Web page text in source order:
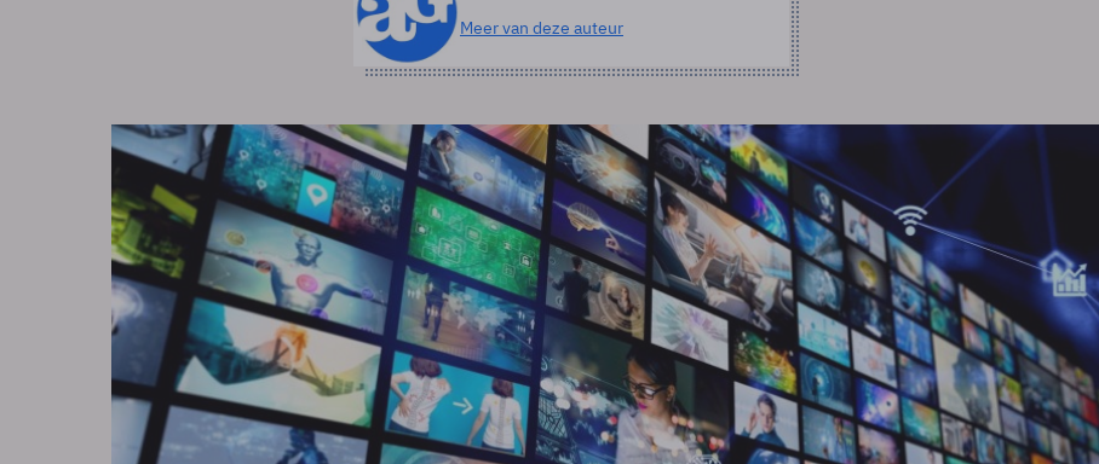
Meer van deze auteur